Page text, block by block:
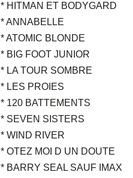
* HITMAN ET BODYGARD
* ANNABELLE
* ATOMIC BLONDE
* BIG FOOT JUNIOR
* LA TOUR SOMBRE
* LES PROIES
* 120 BATTEMENTS
* SEVEN SISTERS
* WIND RIVER
* OTEZ MOI D UN DOUTE
* BARRY SEAL SAUF IMAX